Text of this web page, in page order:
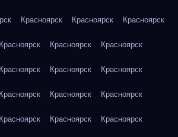
Красноярск Красноярск Красноярск
Красноярск Красноярск Красноярск
Красноярск Красноярск Красноярск
Красноярск Красноярск Красноярск
Красноярск Красноярск Красноярск